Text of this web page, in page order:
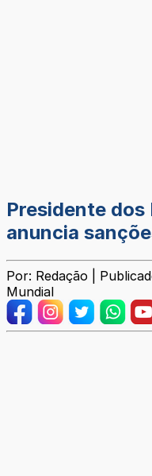
Presidente
anuncia
Por: Redação |
Mundial